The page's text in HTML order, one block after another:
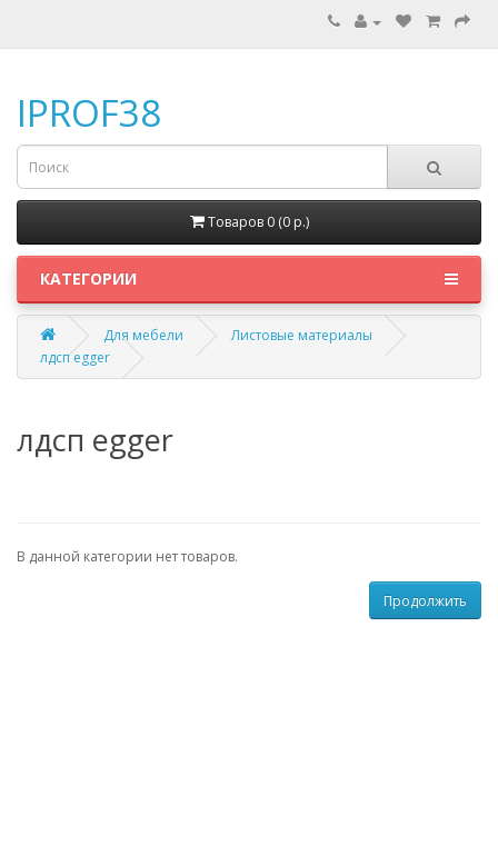
IPROF38
Товаров 0 (0 p.)
КАТЕГОРИИ
Для мебели
Листовые материалы
лдсп egger
лдсп egger
В данной категории нет товаров.
Продолжить